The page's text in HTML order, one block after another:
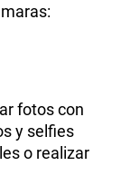
fotos con
y selfies
o realizar